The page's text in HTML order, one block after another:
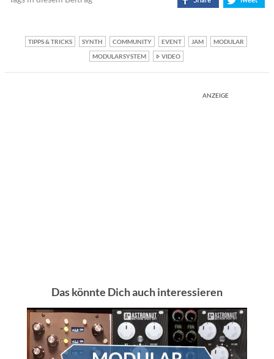
TIPPS & TRICKS SYNTH COMMUNITY EVENT JAM
MODULAR
MODULARSYSTEM
VIDEO
ANZEIGE
Das könnte Dich auch interessieren